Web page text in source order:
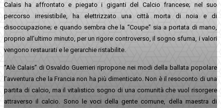
Calais ha affrontato e piegato i giganti del Calcio francese; nel suo
percorso irresistibile, ha elettrizzato una città morta di noia e di
disoccupazione; e quando sembra che la “Coupe” sia a portata di mano,
proprio all’ultimo minuto, per un rigore controverso, il sogno sfuma, i valori
vengono restaurati e le gerarchie ristabilite.
“Alè Calais” di Osvaldo Guerrieri ripropone nei modi della ballata popolare
l’avventura che la Francia non ha più dimenticato. Non è il resoconto di una
partita di calcio, ma il vitalistico sogno di una comunità che vuol risorgere
attraverso il calcio. Sono le voci della gente comune, della maestra di